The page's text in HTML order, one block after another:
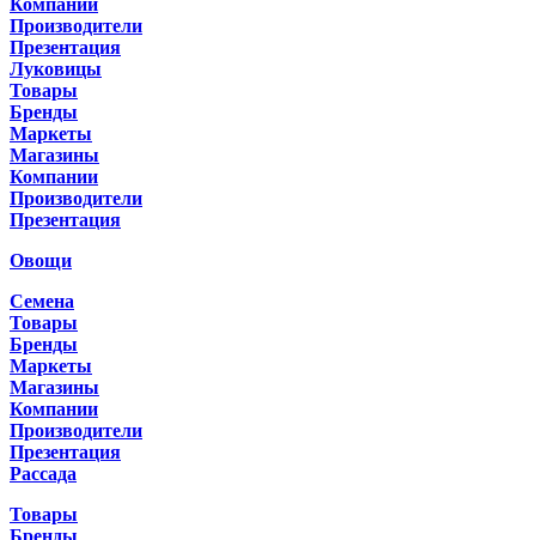
Компании
Производители
Презентация
Луковицы
Товары
Бренды
Маркеты
Магазины
Компании
Производители
Презентация
Овощи
Семена
Товары
Бренды
Маркеты
Магазины
Компании
Производители
Презентация
Рассада
Товары
Бренды